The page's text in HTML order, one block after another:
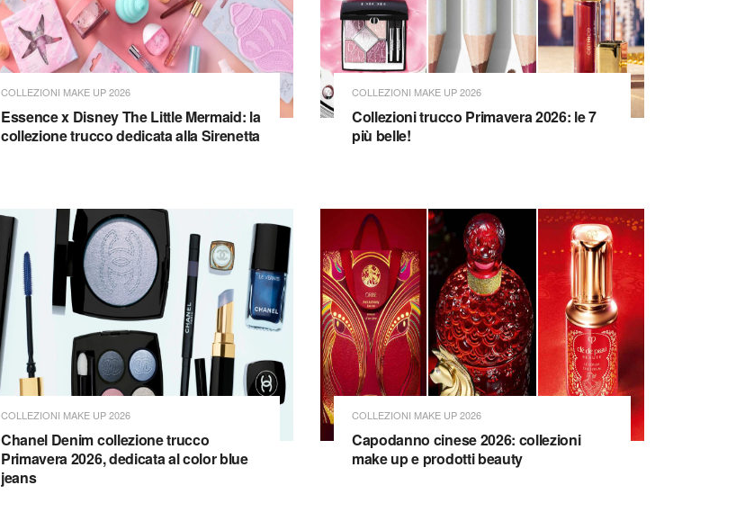
COLLEZIONI MAKE UP 2026
Essence x Disney The Little Mermaid: la
collezione trucco dedicata alla Sirenetta
COLLEZIONI MAKE UP 2026
Collezioni trucco Primavera 2026: le 7
più belle!
COLLEZIONI MAKE UP 2026
Chanel Denim collezione trucco
Primavera 2026, dedicata al color blue
jeans
COLLEZIONI MAKE UP 2026
Capodanno cinese 2026: collezioni
make up e prodotti beauty